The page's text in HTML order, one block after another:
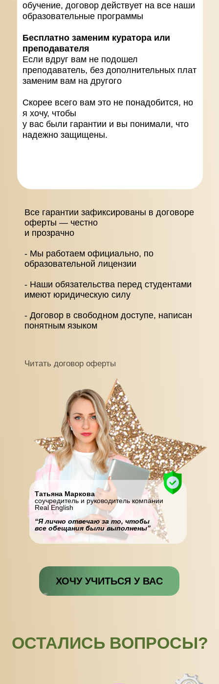
ХОЧУ УЧИТЬСЯ У ВАС
Все гарантии зафиксированы в договоре
оферты — честно
и прозрачно
- Мы работаем официально, по
образовательной лицензии
- Наши обязательства перед студентами
имеют юридическую силу
- Договор в свободном доступе, написан
понятным языком
Читать договор оферты
обучение, договор действует на все наши
образовательные программы
Бесплатно заменим куратора или
преподавателя
Если вдруг вам не подошел
преподаватель, без дополнительных плат
заменим вам на другого
Скорее всего вам это не понадобится, но
я хочу, чтобы
у вас были гарантии и вы понимали, что
надежно защищены.
Татьяна Маркова
соучредитель и руководитель компании
Real English
“Я лично отвечаю за то, чтобы
все обещания были выполнены”
ОСТАЛИСЬ ВОПРОСЫ?